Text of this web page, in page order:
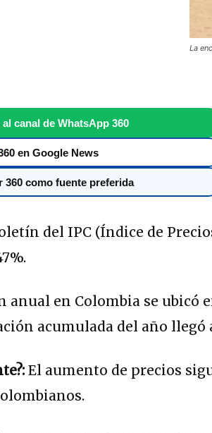
La
canal de WhatsApp 360
en Google News
360 como fuente preferida
del IPC (Índice de
anual en Colombia se ubicó
acumulada del año llegó
El aumento de precios